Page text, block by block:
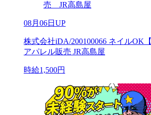
売 JR高島屋
08月06日UP
株式会社iDA/200100066 ネイルOK
アパレル販売 JR高島屋
時給1,500円